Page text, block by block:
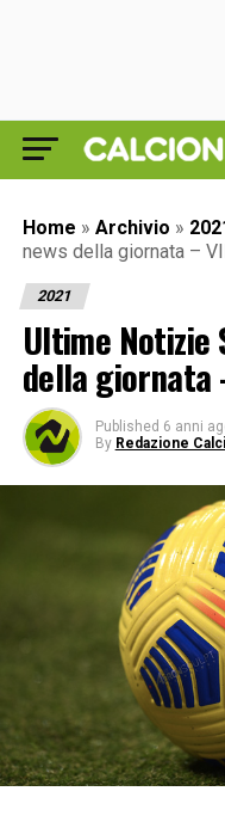
Home » Archivio »
news della giornata –
2021
Ultime Notizie
della giornata
Published 6 anni
By Redazione